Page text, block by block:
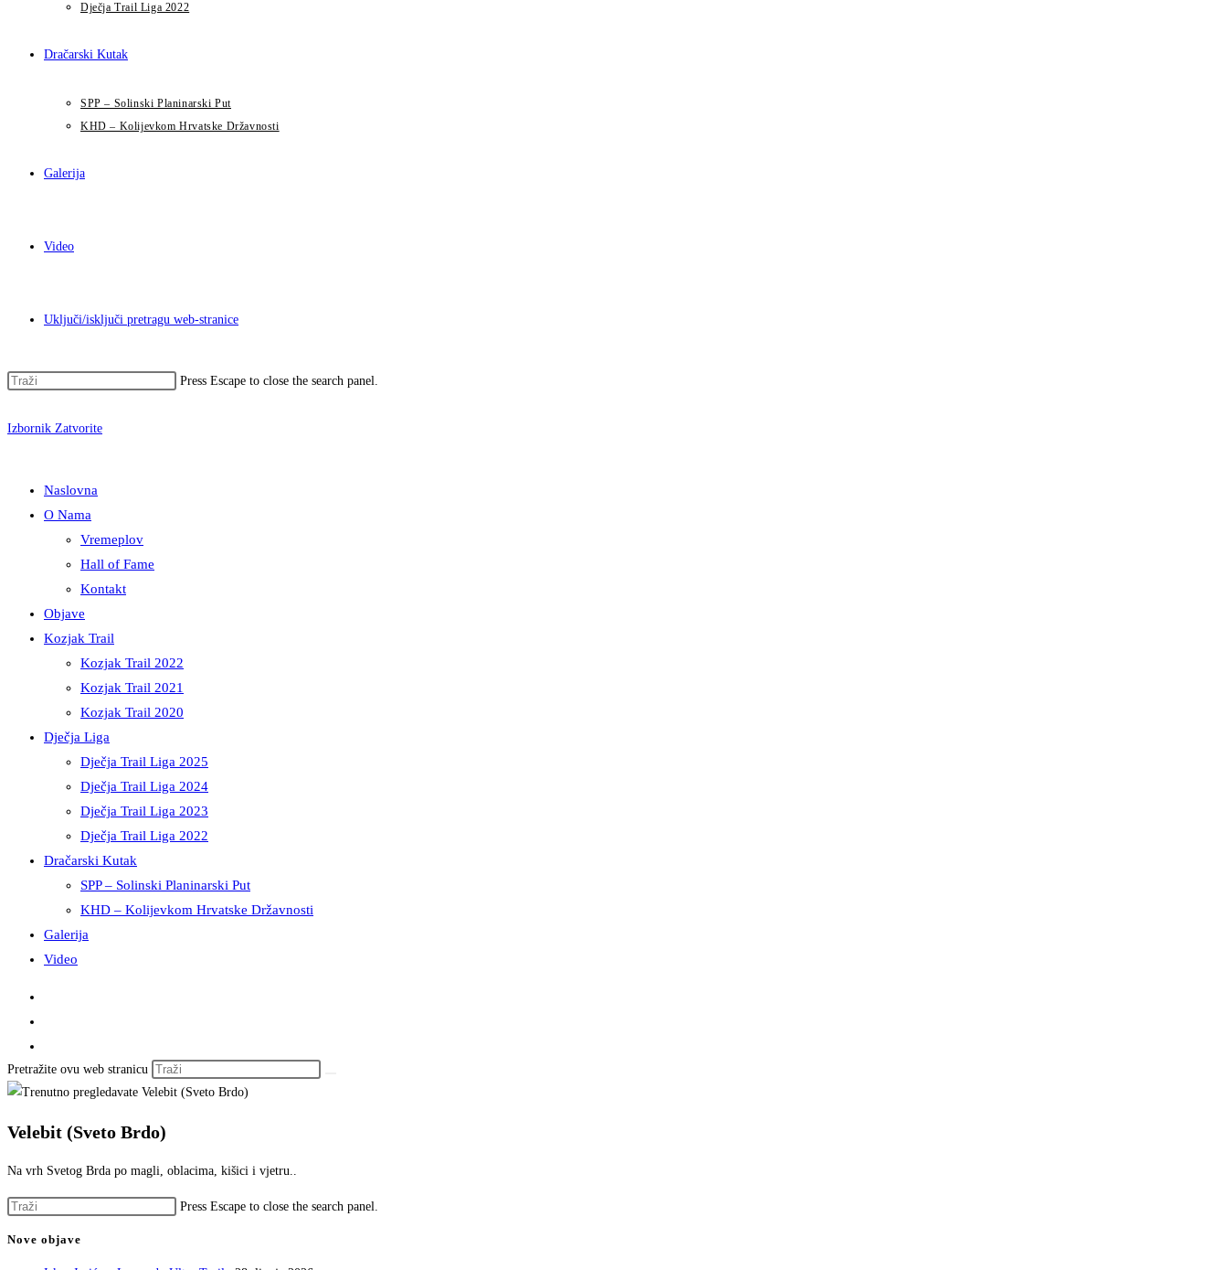
Dječja Trail Liga 2022
Dračarski Kutak
SPP – Solinski Planinarski Put
KHD – Kolijevkom Hrvatske Državnosti
Galerija
Video
Uključi/isključi pretragu web-stranice
Press Escape to close the search panel.
Izbornik Zatvorite
Naslovna
O Nama
Vremeplov
Hall of Fame
Kontakt
Objave
Kozjak Trail
Kozjak Trail 2022
Kozjak Trail 2021
Kozjak Trail 2020
Dječja Liga
Dječja Trail Liga 2025
Dječja Trail Liga 2024
Dječja Trail Liga 2023
Dječja Trail Liga 2022
Dračarski Kutak
SPP – Solinski Planinarski Put
KHD – Kolijevkom Hrvatske Državnosti
Galerija
Video
Pretražite ovu web stranicu
Velebit (Sveto Brdo)
Na vrh Svetog Brda po magli, oblacima, kišici i vjetru..
Press Escape to close the search panel.
Nove objave